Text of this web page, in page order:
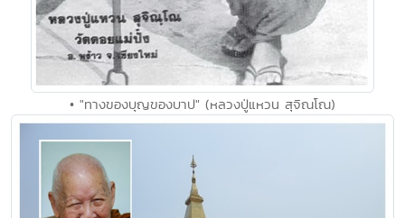
• "ทางของบุญของบาป" (หลวงปู่แหวน สุจิณโณ)